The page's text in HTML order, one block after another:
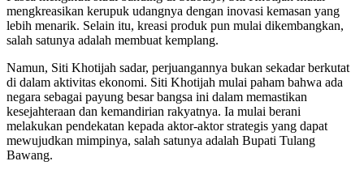
mengkreasikan kerupuk udangnya dengan inovasi kemasan yang
lebih menarik. Selain itu, kreasi produk pun mulai dikembangkan,
salah satunya adalah membuat kemplang.
Namun, Siti Khotijah sadar, perjuangannya bukan sekadar berkutat
di dalam aktivitas ekonomi. Siti Khotijah mulai paham bahwa ada
negara sebagai payung besar bangsa ini dalam memastikan
kesejahteraan dan kemandirian rakyatnya. Ia mulai berani
melakukan pendekatan kepada aktor-aktor strategis yang dapat
mewujudkan mimpinya, salah satunya adalah Bupati Tulang
Bawang.